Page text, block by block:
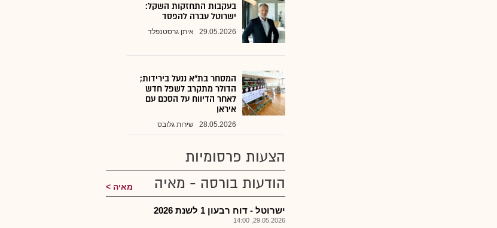
בעקבות התחזקות השקל:
ישרוטל עברה להפסד
29.05.2026 איתן גרסטנפלד
המסחר בת"א ננעל בירידות;
הדולר מתקרב לשפל חדש
לאחר הדיווח על הסכם עם
איראן
28.05.2026 שירות גלובס
הצעות פרסומיות
הודעות בורסה - מאיה
מאיה
ישרוטל - דוח רבעון 1 לשנת 2026
29.05.2026, 14:00